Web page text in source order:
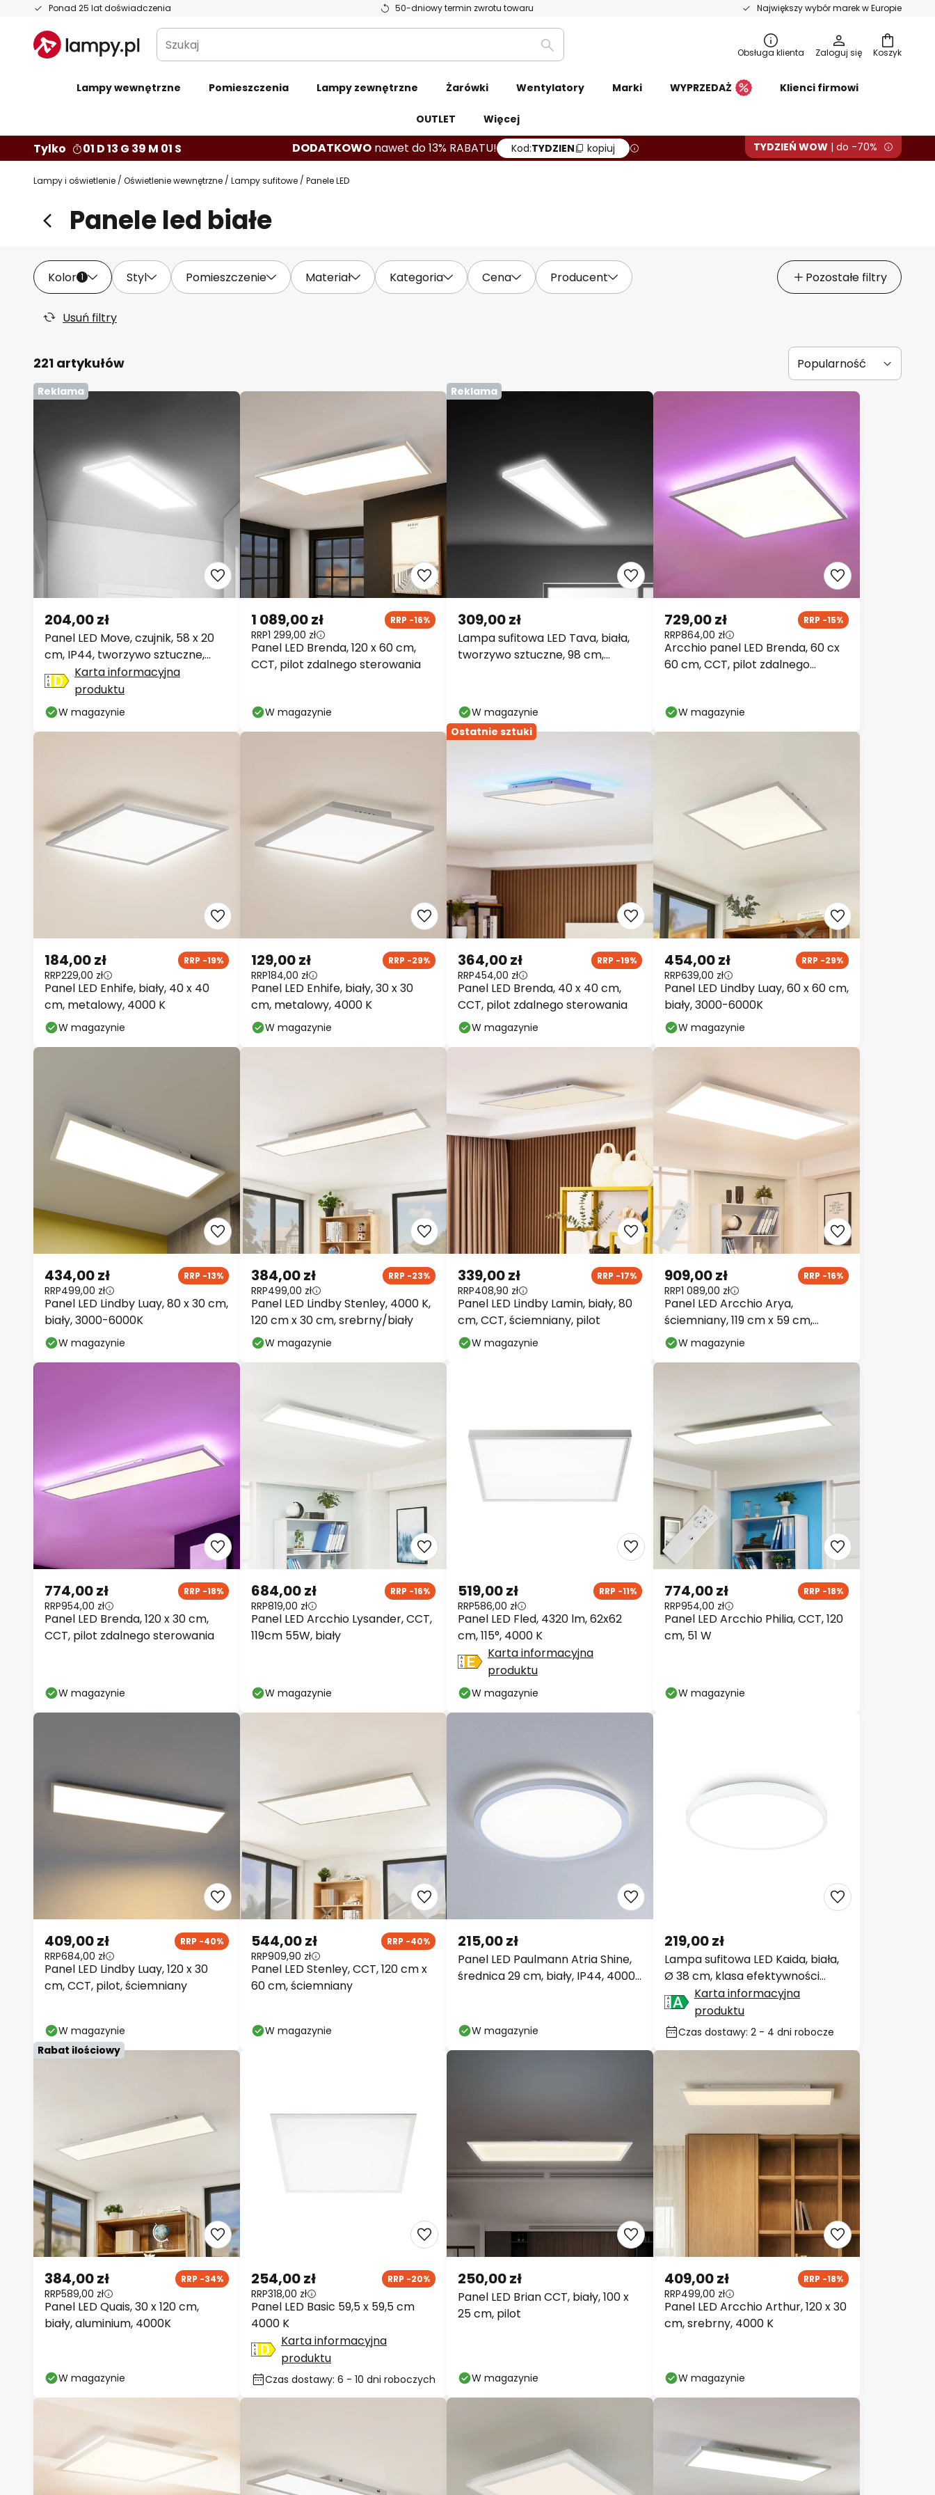
Ponad 25 lat doświadczenia 50-dniowy termin zwrotu towaru Największy wybór marek w Europie
Przejdź
treści
Koszyk
Szukaj
Szukaj
Obsługa klienta Zaloguj się
Lampy wewnętrzne Pomieszczenia Lampy zewnętrzne Żarówki Wentylatory Marki WYPRZEDAŻ Klienci firmowi
OUTLET Więcej
Tylko 01 D 13 G 38 M 59 S DODATKOWO nawet do 13% RABATU! Kod:TYDZIEN kopiuj TYDZIEŃ WOW | do -70%
Lampy i oświetlenie Oświetlenie wewnętrzne Lampy sufitowe Panele LED
Panele led białe
Kolor 1 Styl Pomieszczenie Materiał Kategoria Cena Producent Pozostałe filtry
Usuń filtry
221 artykułów
Reklama
Panel LED Move, czujnik, 58 x 20
cm, IP44, tworzywo sztuczne,
biały
204,00 zł
Karta informacyjna
produktu
W magazynie
Panel LED Brenda, 120 x 60 cm,
CCT, pilot zdalnego sterowania
1 089,00 zł RRP -16%
RRP1 299,00 zł
W magazynie
Reklama
Lampa sufitowa LED Tava, biała,
tworzywo sztuczne, 98 cm,
309,00 zł
W magazynie
Arcchio panel LED Brenda, 60 cx
60 cm, CCT, pilot zdalnego
729,00 zł RRP -15%
RRP864,00 zł
W magazynie
Panel LED Enhife, biały, 40 x 40
cm, metalowy, 4000 K
184,00 zł RRP -19%
RRP229,00 zł
W magazynie
Panel LED Enhife, biały, 30 x 30
cm, metalowy, 4000 K
129,00 zł RRP -29%
RRP184,00 zł
W magazynie
Ostatnie sztuki
Panel LED Brenda, 40 x 40 cm,
CCT, pilot zdalnego sterowania
364,00 zł RRP -19%
RRP454,00 zł
W magazynie
Panel LED Lindby Luay, 60 x 60 cm,
biały, 3000-6000K
454,00 zł RRP -29%
RRP639,00 zł
W magazynie
Panel LED Lindby Luay, 80 x 30 cm,
biały, 3000-6000K
434,00 zł RRP -13%
RRP499,00 zł
W magazynie
Panel LED Lindby Stenley, 4000 K,
120 cm x 30 cm, srebrny/biały
384,00 zł RRP -23%
RRP499,00 zł
W magazynie
Panel LED Lindby Lamin, biały, 80
cm, CCT, ściemniany, pilot
339,00 zł RRP -17%
RRP408,90 zł
W magazynie
Panel LED Arcchio Arya,
ściemniany, 119 cm x 59 cm,
metalowy
909,00 zł RRP -16%
RRP1 089,00 zł
W magazynie
Panel LED Brenda, 120 x 30 cm,
CCT, pilot zdalnego sterowania
774,00 zł RRP -18%
RRP954,00 zł
W magazynie
Panel LED Arcchio Lysander, CCT,
119cm 55W, biały
684,00 zł RRP -16%
RRP819,00 zł
W magazynie
Panel LED Fled, 4320 lm, 62x62
cm, 115°, 4000 K
519,00 zł RRP -11%
RRP586,00 zł
Karta informacyjna
produktu
W magazynie
Panel LED Arcchio Philia, CCT, 120
cm, 51 W
774,00 zł RRP -18%
RRP954,00 zł
W magazynie
Panel LED Lindby Luay, 120 x 30
cm, CCT, pilot, ściemniany
409,00 zł RRP -40%
RRP684,00 zł
W magazynie
Panel LED Stenley, CCT, 120 cm x
60 cm, ściemniany
544,00 zł RRP -40%
RRP909,90 zł
W magazynie
Panel LED Paulmann Atria Shine,
średnica 29 cm, biały, IP44, 4000
215,00 zł
W magazynie
Lampa sufitowa LED Kaida, biała,
Ø 38 cm, klasa efektywności
energetycznej A,
219,00 zł
Karta informacyjna
produktu
Czas dostawy: 2 - 4 dni robocze
Rabat ilościowy
Panel LED Quais, 30 x 120 cm,
biały, aluminium, 4000K
384,00 zł RRP -34%
RRP589,00 zł
W magazynie
Panel LED Basic 59,5 x 59,5 cm
4000 K
254,00 zł RRP -20%
RRP318,00 zł
Karta informacyjna
produktu
Czas dostawy: 6 - 10 dni roboczych
Panel LED Brian CCT, biały, 100 x
25 cm, pilot
250,00 zł
W magazynie
Panel LED Arcchio Arthur, 120 x 30
cm, srebrny, 4000 K
409,00 zł RRP -18%
RRP499,00 zł
W magazynie